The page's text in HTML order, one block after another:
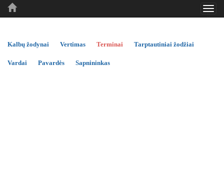
..
..
Kalbų žodynai Vertimas Terminai Tarptautiniai žodžiai
Vardai Pavardės Sapnininkas